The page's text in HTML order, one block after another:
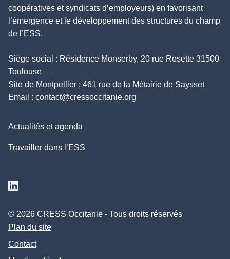
coopératives et syndicats d’employeurs) en favorisant
l’émergence et le développement des structures du champ
de l’ESS.
Siège social : Résidence Monserby, 20 rue Rosette 31500
Toulouse
Site de Montpellier : 461 rue de la Métairie de Saysset
Email : contact@cressoccitanie.org
Actualités et agenda
Travailler dans l’ESS
© 2026 CRESS Occitanie - Tous droits réservés
Plan du site
Contact